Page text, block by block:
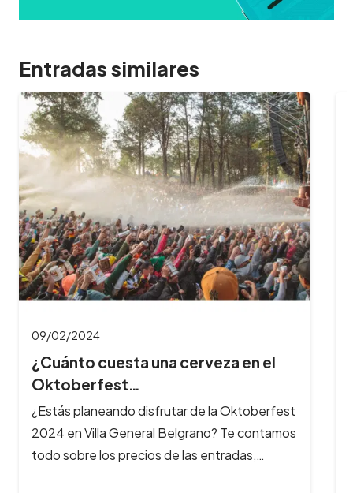
Entradas similares
09/02/2024
¿Cuánto cuesta una cerveza en el
Oktoberfest…
¿Estás planeando disfrutar de la Oktoberfest
2024 en Villa General Belgrano? Te contamos
todo sobre los precios de las entradas,…